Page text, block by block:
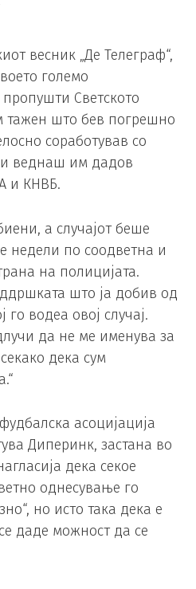
весник „Де Телеграф“,
големо
Светското
тажен што бев погрешно
соработував со
и веднаш им дадов
и КНВБ.
а случајот беше
недели по соодветна и
на полицијата.
што ја добив од
водеа овој случај.
да не ме именува за
дека сум
асоцијација
Диперинк, застана во
дека секое
однесување го
но исто така дека е
даде можност да се